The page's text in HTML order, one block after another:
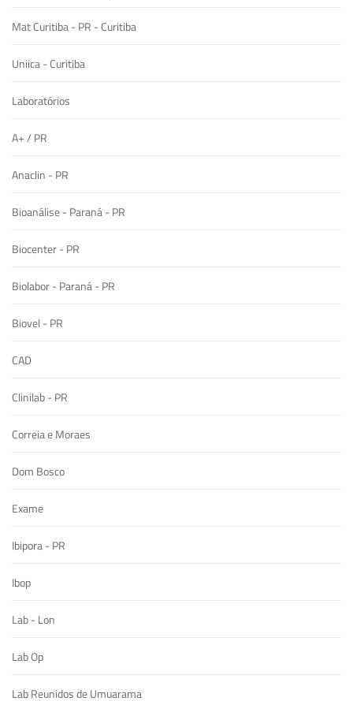
Mat Curitiba - PR - Curitiba
Uniica - Curitiba
Laboratórios
A+ / PR
Anaclin - PR
Bioanálise - Paraná - PR
Biocenter - PR
Biolabor - Paraná - PR
Biovel - PR
CAD
Clinilab - PR
Correia e Moraes
Dom Bosco
Exame
Ibipora - PR
Ibop
Lab - Lon
Lab Op
Lab Reunidos de Umuarama